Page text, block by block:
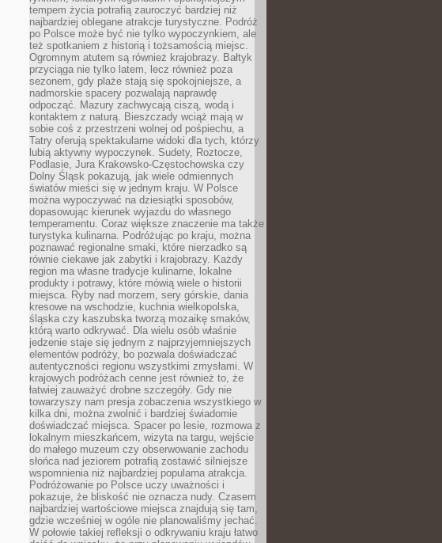
tempem życia potrafią zauroczyć bardziej niż
najbardziej oblegane atrakcje turystyczne. Podróż
po Polsce może być nie tylko wypoczynkiem, ale
też spotkaniem z historią i tożsamością miejsc.
Ogromnym atutem są również krajobrazy. Bałtyk
przyciąga nie tylko latem, lecz również poza
sezonem, gdy plaże stają się spokojniejsze, a
nadmorskie spacery pozwalają naprawdę
odpocząć. Mazury zachwycają ciszą, wodą i
kontaktem z naturą. Bieszczady wciąż mają w
sobie coś z przestrzeni wolnej od pośpiechu, a
Tatry oferują spektakularne widoki dla tych, którzy
lubią aktywny wypoczynek. Sudety, Roztocze,
Podlasie, Jura Krakowsko-Częstochowska czy
Dolny Śląsk pokazują, jak wiele odmiennych
światów mieści się w jednym kraju. W Polsce
można wypoczywać na dziesiątki sposobów,
dopasowując kierunek wyjazdu do własnego
temperamentu. Coraz większe znaczenie ma także
turystyka kulinarna. Podróżując po kraju, można
poznawać regionalne smaki, które nierzadko są
równie ciekawe jak zabytki i krajobrazy. Każdy
region ma własne tradycje kulinarne, lokalne
produkty i potrawy, które mówią wiele o historii
miejsca. Ryby nad morzem, sery górskie, dania
kresowe na wschodzie, kuchnia wielkopolska,
śląska czy kaszubska tworzą mozaikę smaków,
którą warto odkrywać. Dla wielu osób właśnie
jedzenie staje się jednym z najprzyjemniejszych
elementów podróży, bo pozwala doświadczać
autentyczności regionu wszystkimi zmysłami. W
krajowych podróżach cenne jest również to, że
łatwiej zauważyć drobne szczegóły. Gdy nie
towarzyszy nam presja zobaczenia wszystkiego w
kilka dni, można zwolnić i bardziej świadomie
doświadczać miejsca. Spacer po lesie, rozmowa z
lokalnym mieszkańcem, wizyta na targu, wejście
do małego muzeum czy obserwowanie zachodu
słońca nad jeziorem potrafią zostawić silniejsze
wspomnienia niż najbardziej popularna atrakcja.
Podróżowanie po Polsce uczy uważności i
pokazuje, że bliskość nie oznacza nudy. Czasem
najbardziej wartościowe miejsca znajdują się tam,
gdzie wcześniej w ogóle nie planowaliśmy jechać.
W połowie takiej refleksji o odkrywaniu kraju łatwo